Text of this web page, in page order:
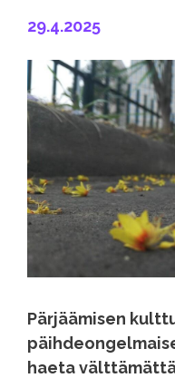
29.4.2025
Pärjäämisen
haeta